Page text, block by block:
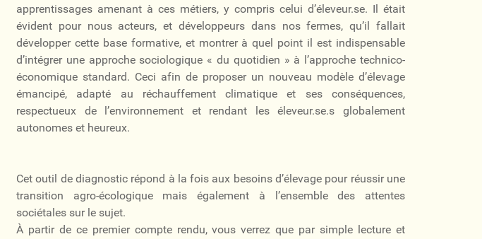
apprentissages amenant à ces métiers, y compris celui d’éleveur.se. Il était
évident pour nous acteurs, et développeurs dans nos fermes, qu’il fallait
développer cette base formative, et montrer à quel point il est indispensable
d’intégrer une approche sociologique « du quotidien » à l’approche technico-
économique standard. Ceci afin de proposer un nouveau modèle d’élevage
émancipé, adapté au réchauffement climatique et ses conséquences,
respectueux de l’environnement et rendant les éleveur.se.s globalement
autonomes et heureux.
Cet outil de diagnostic répond à la fois aux besoins d’élevage pour réussir une
transition agro-écologique mais également à l’ensemble des attentes
sociétales sur le sujet.
À partir de ce premier compte rendu, vous verrez que par simple lecture et